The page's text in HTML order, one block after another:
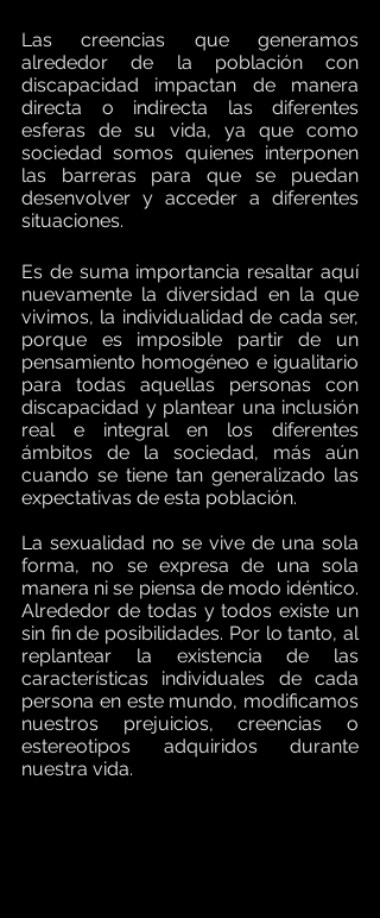
Las creencias que generamos
alrededor de la población con
discapacidad impactan de manera
directa o indirecta las diferentes
esferas de su vida, ya que como
sociedad somos quienes interponen
las barreras para que se puedan
desenvolver y acceder a diferentes
situaciones.
Es de suma importancia resaltar aquí
nuevamente la diversidad en la que
vivimos, la individualidad de cada ser,
porque es imposible partir de un
pensamiento homogéneo e igualitario
para todas aquellas personas con
discapacidad y plantear una inclusión
real e integral en los diferentes
ámbitos de la sociedad, más aún
cuando se tiene tan generalizado las
expectativas de esta población.
La sexualidad no se vive de una sola
forma, no se expresa de una sola
manera ni se piensa de modo idéntico.
Alrededor de todas y todos existe un
sin fin de posibilidades. Por lo tanto, al
replantear la existencia de las
características individuales de cada
persona en este mundo, modificamos
nuestros prejuicios, creencias o
estereotipos adquiridos durante
nuestra vida.